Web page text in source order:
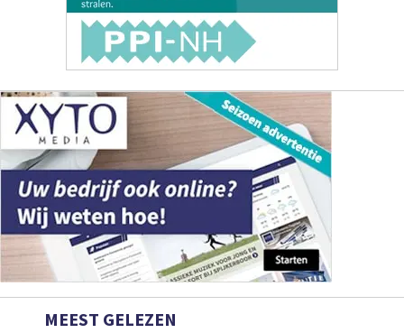
MEEST GELEZEN